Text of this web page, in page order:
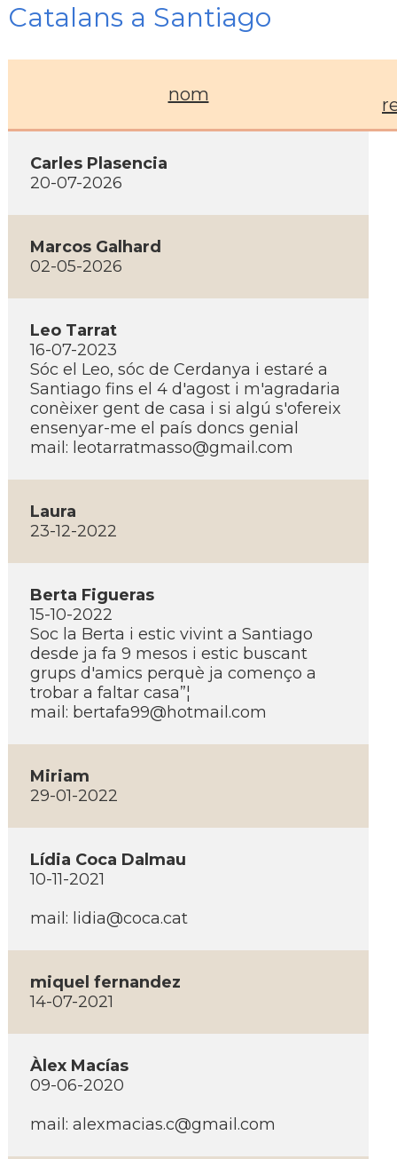
Catalans a Santiago
nom
Carles Plasencia
20-07-2026
Marcos Galhard
02-05-2026
Leo Tarrat
16-07-2023
Sóc el Leo, sóc de Cerdanya i estaré a
Santiago fins el 4 d'agost i m'agradaria
conèixer gent de casa i si algú s'ofereix
ensenyar-me el paí­s doncs genial
mail: leotarratmasso@gmail.com
Laura
23-12-2022
Berta Figueras
15-10-2022
Soc la Berta i estic vivint a Santiago
desde ja fa 9 mesos i estic buscant
grups d'amics perquè ja començo a
trobar a faltar casa”¦
mail: bertafa99@hotmail.com
Miriam
29-01-2022
Lí­dia Coca Dalmau
10-11-2021
mail: lidia@coca.cat
miquel fernandez
14-07-2021
Àlex Macías
09-06-2020
mail: alexmacias.c@gmail.com